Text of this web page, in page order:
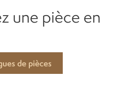
une pièce en
de pièces